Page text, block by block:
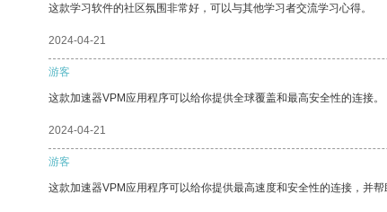
这款学习软件的社区氛围非常好，可以与其他学习者交流学习心得。
2024-04-21
游客
这款加速器VPM应用程序可以给你提供全球覆盖和最高安全性的连接。
2024-04-21
游客
这款加速器VPM应用程序可以给你提供最高速度和安全性的连接，并帮